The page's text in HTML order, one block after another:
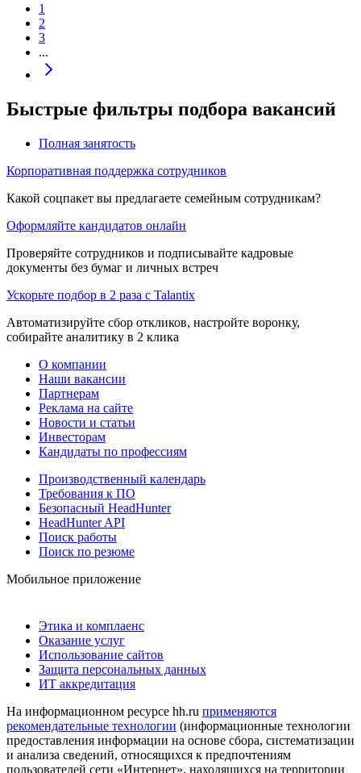
1
2
3
...
Быстрые фильтры подбора вакансий
Полная занятость
Корпоративная поддержка сотрудников
Какой соцпакет вы предлагаете семейным сотрудникам?
Оформляйте кандидатов онлайн
Проверяйте сотрудников и подписывайте кадровые
документы без бумаг и личных встреч
Ускорьте подбор в 2 раза с Talantix
Автоматизируйте сбор откликов, настройте воронку,
собирайте аналитику в 2 клика
О компании
Наши вакансии
Партнерам
Реклама на сайте
Новости и статьи
Инвесторам
Кандидаты по профессиям
Производственный календарь
Требования к ПО
Безопасный HeadHunter
HeadHunter API
Поиск работы
Поиск по резюме
Мобильное приложение
Этика и комплаенс
Оказание услуг
Использование сайтов
Защита персональных данных
ИТ аккредитация
На информационном ресурсе hh.ru применяются
рекомендательные технологии (информационные технологии
предоставления информации на основе сбора, систематизации
и анализа сведений, относящихся к предпочтениям
пользователей сети «Интернет», находящихся на территории